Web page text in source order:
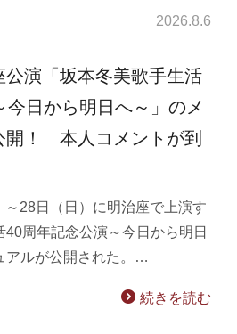
2026.8.6
演「坂本冬美歌手生活
今日から明日へ～」のメ
開！ 本人コメントが到
28日（日）に明治座で上演す
40周年記念公演～今日から明日
アルが公開された。…
続きを読む